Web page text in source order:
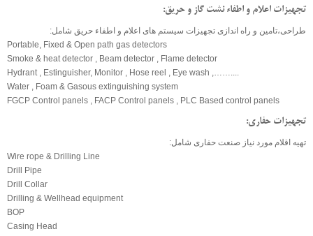
تجهیزات اعلام و اطفاء نشت گاز و حریق:
طراحی،تامین و راه اندازی تجهیزات سیستم های اعلام و اطفاء حریق شامل:
Portable, Fixed & Open path gas detectors
Smoke & heat detector , Beam detector , Flame detector
Hydrant , Estinguisher, Monitor , Hose reel , Eye wash ,……....
Water , Foam & Gasous extinguishing system
FGCP Control panels , FACP Control panels , PLC Based control panels
تجهیزات حفاری:
تهیه اقلام مورد نیاز صنعت حفاری شامل:
Wire rope & Drilling Line
Drill Pipe
Drill Collar
Drilling & Wellhead equipment
BOP
Casing Head